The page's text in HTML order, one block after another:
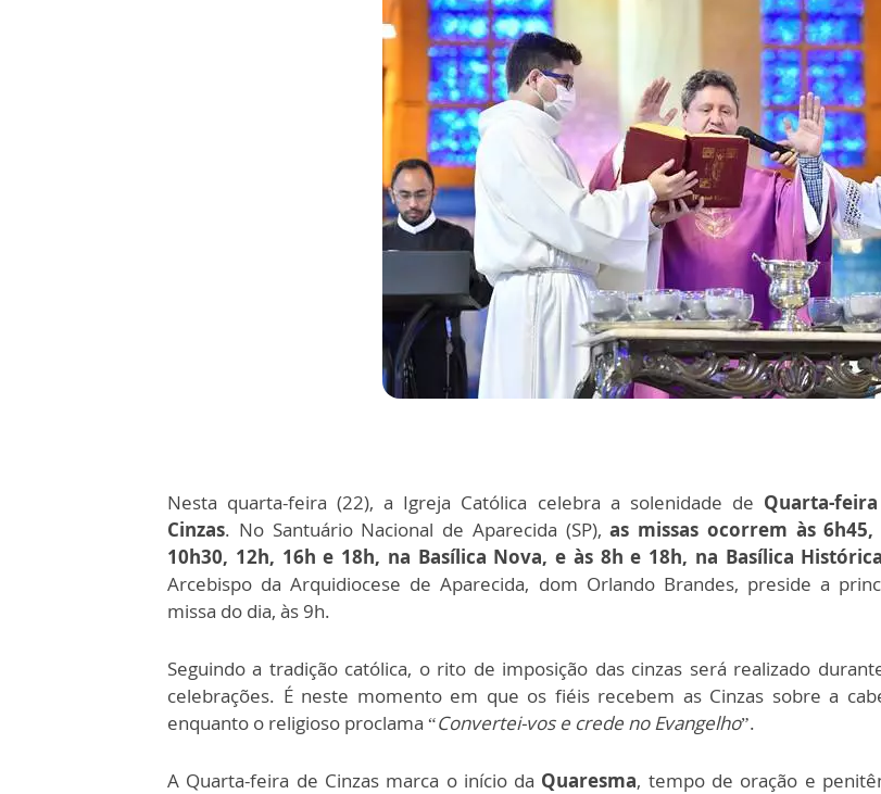
Nesta quarta-feira (22), a Igreja Católica celebra a solenidade de Quarta-
Cinzas. No Santuário Nacional de Aparecida (SP),as missas ocorrem às 6h45,
10h30, 12h, 16h e 18h, na Basílica Nova, e às 8h e 18h, na Basílica
Arcebispo da Arquidiocese de Aparecida, dom Orlando Brandes, preside a
missa do dia, às 9h.
Seguindo a tradição católica, o rito de imposição das cinzas será realizado
celebrações. É neste momento em que os fiéis recebem as Cinzas sobre a
enquanto o religioso proclama “Convertei-vos e crede no Evangelho”.
A Quarta-feira de Cinzas marca o início da Quaresma, tempo de oração e